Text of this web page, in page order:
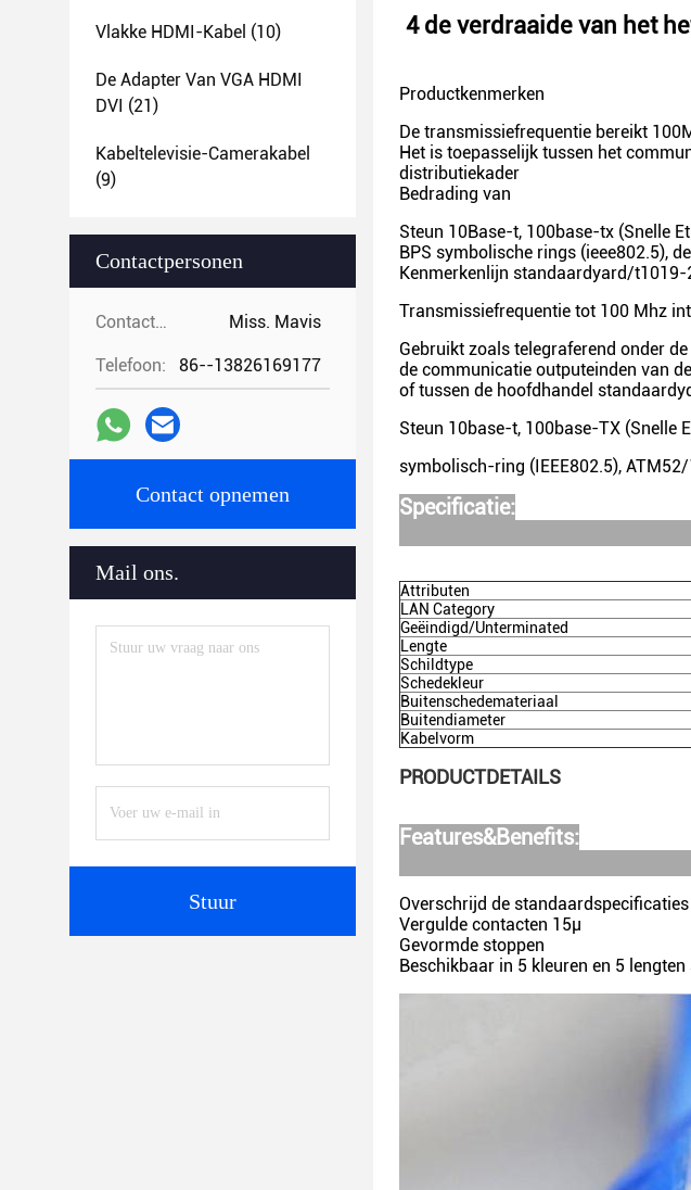
Vlakke HDMI-Kabel (10)
De Adapter Van VGA HDMI
DVI (21)
Kabeltelevisie-Camerakabel
(9)
Contactpersonen
Contactpersonen: Miss. Mavis
Telefoon: 86--13826169177
Contact opnemen
Mail ons.
Stuur
4 de verdraaide van het
Productkenmerken
De transmissiefrequentie bereikt
Het is toepasselijk tussen het
distributiekader
Bedrading van
Steun 10Base-t, 100base-tx (Snelle
BPS symbolische rings (ieee802.5),
Kenmerkenlijn standaardyard/t1019-
Transmissiefrequentie tot 100 Mhz
Gebruikt zoals telegraferend onder
de communicatie outputeinden van
of tussen de hoofdhandel
Steun 10base-t, 100base-TX (Snelle
symbolisch-ring (IEEE802.5),
Specificatie:
Attributen
LAN Category
Geëindigd/Unterminated
Lengte
Schildtype
Schedekleur
Buitenschedemateriaal
Buitendiameter
Kabelvorm
PRODUCTDETAILS
Features&Benefits:
Overschrijd de standaardspecificaties
Vergulde contacten 15μ
Gevormde stoppen
Beschikbaar in 5 kleuren en 5